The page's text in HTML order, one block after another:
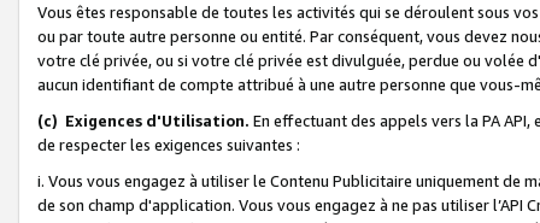
Vous êtes responsable de toutes les activités qui se déroulent sous
ou par toute autre personne ou entité. Par conséquent, vous devez
votre clé privée, ou si votre clé privée est divulguée, perdue ou volée
aucun identifiant de compte attribué à une autre personne que vous-
(c) Exigences d'Utilisation. En effectuant des appels vers la PA
de respecter les exigences suivantes :
i. Vous vous engagez à utiliser le Contenu Publicitaire uniquement de
de son champ d'application. Vous vous engagez à ne pas utiliser l’API